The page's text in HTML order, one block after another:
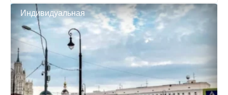
Индивидуальная